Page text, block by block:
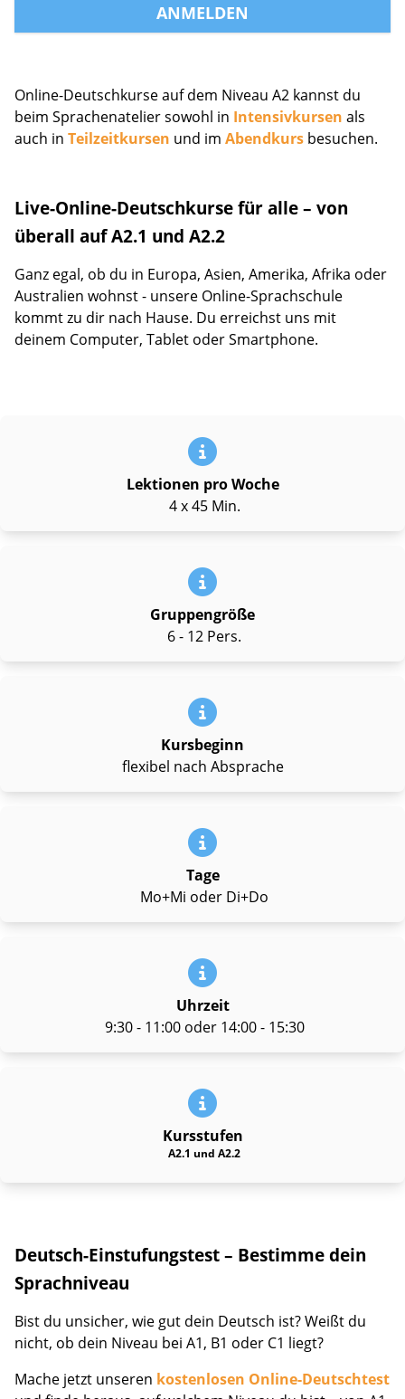
ANMELDEN
Online-Deutschkurse auf dem Niveau A2 kannst du
beim Sprachenatelier sowohl in Intensivkursen als
auch in Teilzeitkursen und im Abendkurs besuchen.
Live-Online-Deutschkurse für alle – von
überall auf A2.1 und A2.2
Ganz egal, ob du in Europa, Asien, Amerika, Afrika oder
Australien wohnst - unsere Online-Sprachschule
kommt zu dir nach Hause. Du erreichst uns mit
deinem Computer, Tablet oder Smartphone.
Lektionen pro Woche
4 x 45 Min.
Gruppengröße
6 - 12 Pers.
Kursbeginn
flexibel nach Absprache
Tage
Mo+Mi oder Di+Do
Uhrzeit
9:30 - 11:00 oder 14:00 - 15:30
Kursstufen
A2.1 und A2.2
Deutsch-Einstufungstest – Bestimme dein
Sprachniveau
Bist du unsicher, wie gut dein Deutsch ist? Weißt du
nicht, ob dein Niveau bei A1, B1 oder C1 liegt?
Mache jetzt unseren kostenlosen Online-Deutschtest